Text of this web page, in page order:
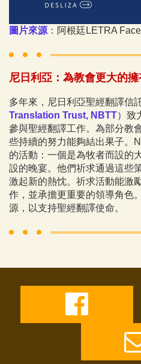
圖片來源 ：阿根廷LETRA
尼日利亞：為教會更大的
多年來，尼日利亞聖經翻譯信
Translation Trust, NBTT）致
參與聖經翻譯工作。為部分教
些持續的努力能夠結出果子。
的活動：一個是為牧者而設的
設的晚宴。他們祈求通過這些
激起新的熱忱。祈求活動能激
作，並承擔更重要的領導角色
源，以支持聖經翻譯使命。